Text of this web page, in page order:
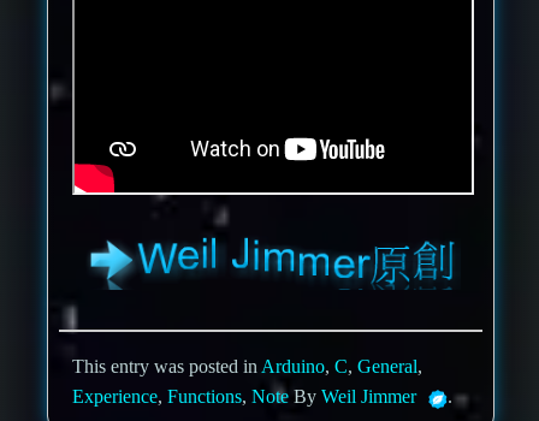
This entry was posted inArduino,C,General,
Experience,Functions,Note ByWeil Jimmer .